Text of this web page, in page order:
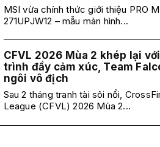
MSI vừa chính thức giới thiệu PRO
271UPJW12 – mẫu màn hình...
CFVL 2026 Mùa 2 khép lại
trình đầy cảm xúc, Team
ngôi vô địch
Sau 2 tháng tranh tài sôi nổi,
League (CFVL) 2026 Mùa 2...